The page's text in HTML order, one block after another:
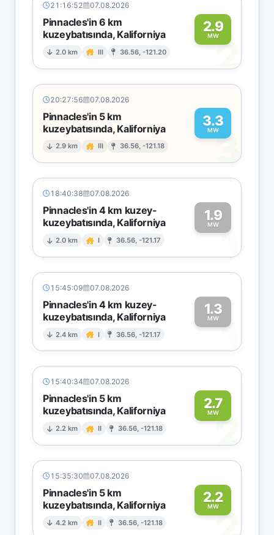
21:16:52 07.08.2026
Pinnacles'in 6 km
kuzeybatısında, Kaliforniya
2.0 km III 36.56, -121.20
2.9
MW
2
20:27:56 07.08.2026
Pinnacles'in 5 km
kuzeybatısında, Kaliforniya
2.9 km III 36.56, -121.18
3.3
MW
3
18:40:38 07.08.2026
Pinnacles'in 4 km kuzey-
kuzeybatısında, Kaliforniya
2.0 km I 36.56, -121.17
1.9
MW1
15:45:09 07.08.2026
Pinnacles'in 4 km kuzey-
kuzeybatısında, Kaliforniya
2.4 km I 36.56, -121.17
1.3
MW1
15:40:34 07.08.2026
Pinnacles'in 5 km
kuzeybatısında, Kaliforniya
2.2 km II 36.56, -121.18
2.7
MW2
15:35:30 07.08.2026
Pinnacles'in 5 km
kuzeybatısında, Kaliforniya
4.2 km II 36.56, -121.18
2.2
MW